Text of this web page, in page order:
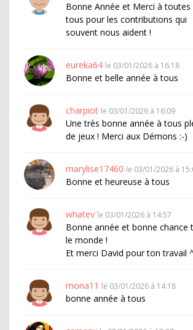
Bonne Année et Merci à toutes
tous pour les contributions qui
souvent nous aident !
eureka64 le 03/01/2026 à 16:18
Bonne et belle année à tous
charpiot le 03/01/2026 à 16:09
Une très bonne année à tous
de jeux ! Merci aux Démons :-)
marylise17460 le 03/01/2026 à
Bonne et heureuse à tous
whatev le 03/01/2026 à 14:57
Bonne année et bonne chance
le monde !
Et merci David pour ton travail
mona11 le 03/01/2026 à 14:18
bonne année à tous